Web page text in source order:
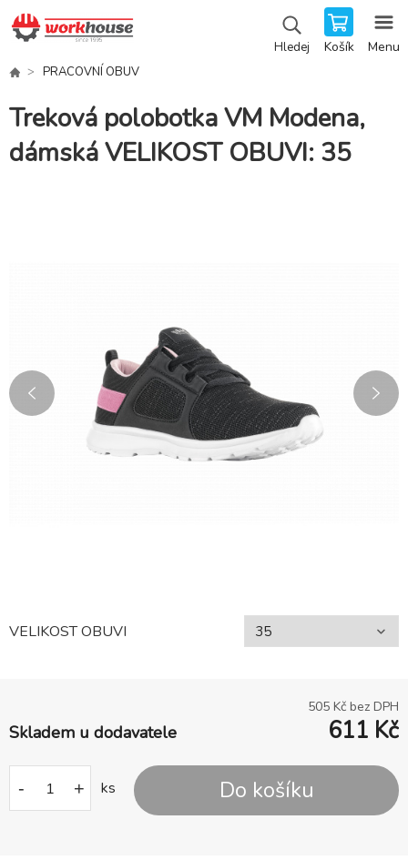
Hledej Košík Menu
PRACOVNÍ OBUV
Treková polobotka VM Modena,
dámská VELIKOST OBUVI: 35
VELIKOST OBUVI
505 Kč bez DPH
Skladem u dodavatele 611 Kč
- + ks Do košíku